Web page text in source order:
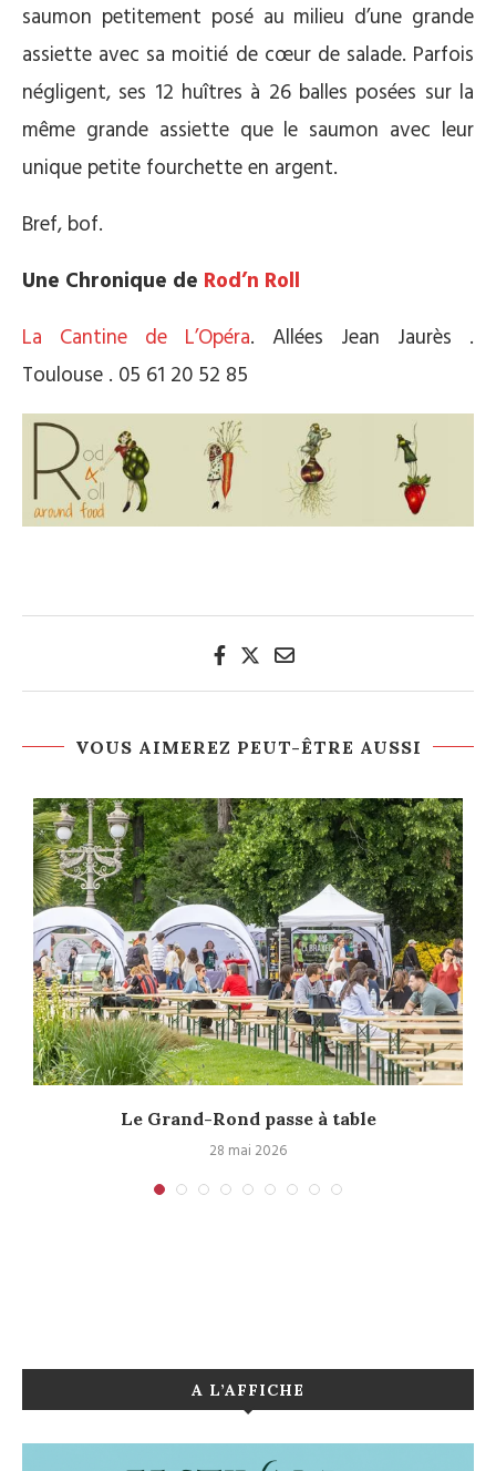
saumon petitement posé au milieu d’une grande
assiette avec sa moitié de cœur de salade. Parfois
négligent, ses 12 huîtres à 26 balles posées sur la
même grande assiette que le saumon avec leur
unique petite fourchette en argent.
Bref, bof.
Une Chronique de Rod’n Roll
La Cantine de L’Opéra. Allées Jean Jaurès .
Toulouse . 05 61 20 52 85
VOUS AIMEREZ PEUT-ÊTRE AUSSI
Le Grand-Rond passe à table
28 mai 2026
A L’AFFICHE